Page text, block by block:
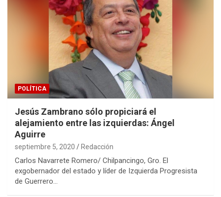
POLÍTICA
Jesús Zambrano sólo propiciará el
alejamiento entre las izquierdas: Ángel
Aguirre
septiembre 5, 2020 Redacción
Carlos Navarrete Romero/ Chilpancingo, Gro. El
exgobernador del estado y líder de Izquierda Progresista
de Guerrero…